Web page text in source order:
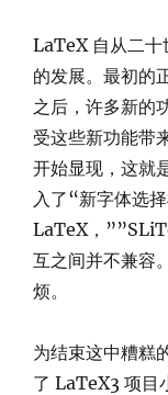
LaTeX 自从二十
的发展。最初的
之后，许多新的
受这些新功能带
开始显现，这就
入了“新字体选
LaTeX，
互之间并不兼容
烦。
为结束这中糟
了 LaTeX3 项目